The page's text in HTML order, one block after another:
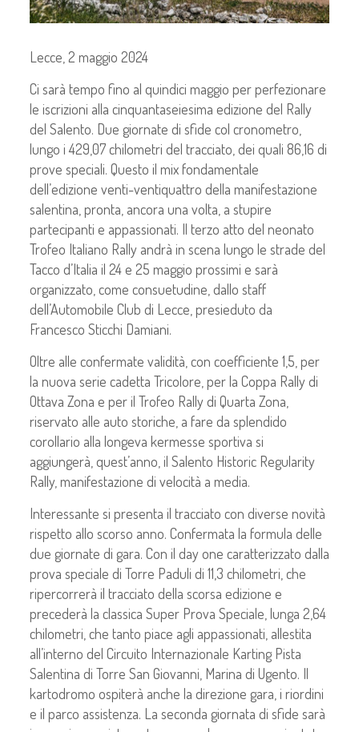
Lecce, 2 maggio 2024
Ci sarà tempo fino al quindici maggio per perfezionare
le iscrizioni alla cinquantaseiesima edizione del Rally
del Salento. Due giornate di sfide col cronometro,
lungo i 429,07 chilometri del tracciato, dei quali 86,16 di
prove speciali. Questo il mix fondamentale
dell’edizione venti-ventiquattro della manifestazione
salentina, pronta, ancora una volta, a stupire
partecipanti e appassionati. Il terzo atto del neonato
Trofeo Italiano Rally andrà in scena lungo le strade del
Tacco d’Italia il 24 e 25 maggio prossimi e sarà
organizzato, come consuetudine, dallo staff
dell’Automobile Club di Lecce, presieduto da
Francesco Sticchi Damiani.
Oltre alle confermate validità, con coefficiente 1,5, per
la nuova serie cadetta Tricolore, per la Coppa Rally di
Ottava Zona e per il Trofeo Rally di Quarta Zona,
riservato alle auto storiche, a fare da splendido
corollario alla longeva kermesse sportiva si
aggiungerà, quest’anno, il Salento Historic Regularity
Rally, manifestazione di velocità a media.
Interessante si presenta il tracciato con diverse novità
rispetto allo scorso anno. Confermata la formula delle
due giornate di gara. Con il day one caratterizzato dalla
prova speciale di Torre Paduli di 11,3 chilometri, che
ripercorrerà il tracciato della scorsa edizione e
precederà la classica Super Prova Speciale, lunga 2,64
chilometri, che tanto piace agli appassionati, allestita
all’interno del Circuito Internazionale Karting Pista
Salentina di Torre San Giovanni, Marina di Ugento. Il
kartodromo ospiterà anche la direzione gara, i riordini
e il parco assistenza. La seconda giornata di sfide sarà